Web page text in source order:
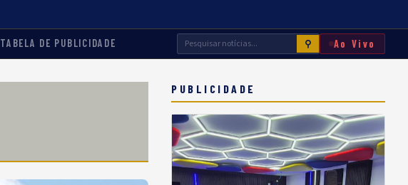
TABELA DE PUBLICIDADE ⚲ Ao Vivo
PUBLICIDADE